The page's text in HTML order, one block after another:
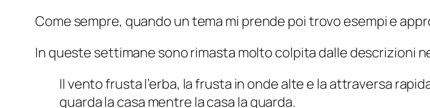
Come sempre, quando un tema mi prende poi trovo esempi e
In queste settimane sono rimasta molto colpita dalle descrizioni
Il vento frusta l’erba, la frusta in onde alte e la attraversa
guarda la casa mentre la casa la guarda.